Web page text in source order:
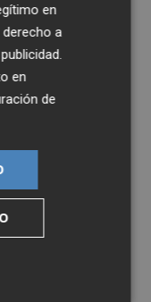
a ser un
el número
de la
Garros no
los amigos
con la idea
su
cuando pise
número uno
en
a
.
en
de